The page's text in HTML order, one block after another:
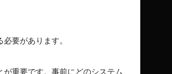
要があります。
重要です。事前にどのシステム